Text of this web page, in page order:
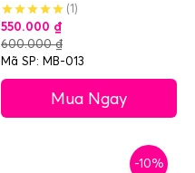
(1)
550.000 ₫
600.000₫
Mã SP: MB-013
Mua Ngay
-10%